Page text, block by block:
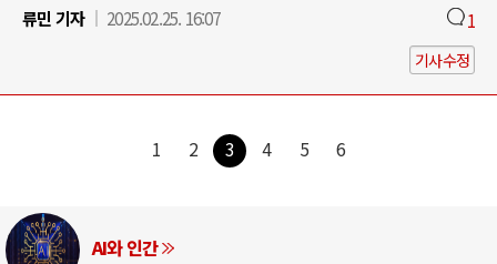
류민 기자
2025.02.25. 16:07 1
기사수정
1 2 3 4 5 6
AI와 인간